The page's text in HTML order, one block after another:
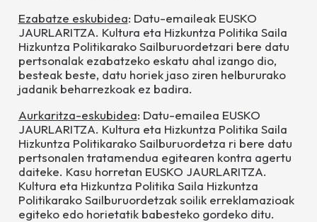
Ezabatze eskubidea: Datu-emaileak EUSKO
JAURLARITZA. Kultura eta Hizkuntza Politika Saila
Hizkuntza Politikarako Sailburuordetzari bere datu
pertsonalak ezabatzeko eskatu ahal izango dio,
besteak beste, datu horiek jaso ziren helbururako
jadanik beharrezkoak ez badira.
Aurkaritza-eskubidea: Datu-emailea EUSKO
JAURLARITZA. Kultura eta Hizkuntza Politika Saila
Hizkuntza Politikarako Sailburuordetza ri bere datu
pertsonalen tratamendua egitearen kontra agertu
daiteke. Kasu horretan EUSKO JAURLARITZA.
Kultura eta Hizkuntza Politika Saila Hizkuntza
Politikarako Sailburuordetzak soilik erreklamazioak
egiteko edo horietatik babesteko gordeko ditu.